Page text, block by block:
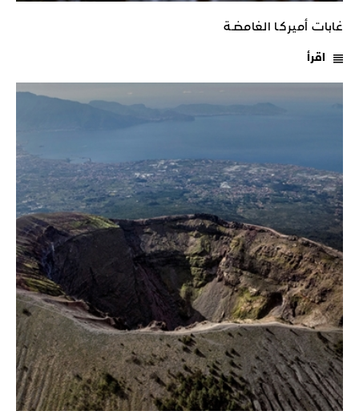
غابات أميركـا الغامضـة
اقرأ